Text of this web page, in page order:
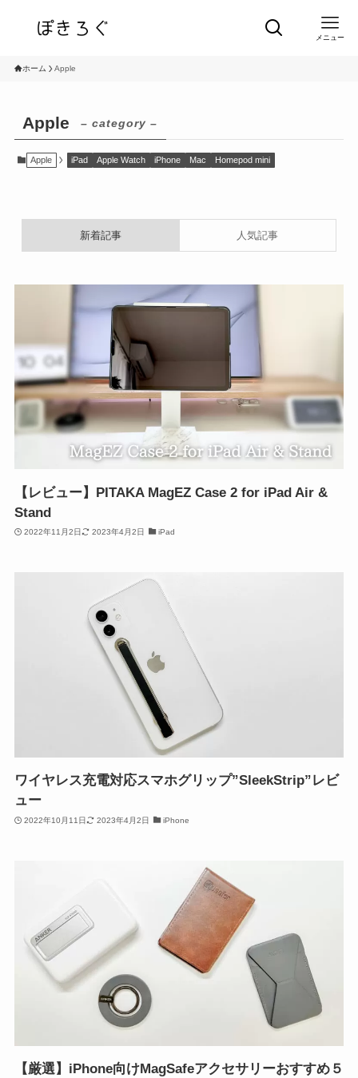
メニュー
ホーム Apple
Apple – category –
Apple iPad Apple Watch iPhone Mac Homepod mini
新着記事 人気記事
【レビュー】PITAKA MagEZ Case 2 for iPad Air &
Stand
2022年11月2日 2023年4月2日 iPad
ワイヤレス充電対応スマホグリップ”SleekStrip”レビ
ュー
2022年10月11日 2023年4月2日 iPhone
【厳選】iPhone向けMagSafeアクセサリーおすすめ５